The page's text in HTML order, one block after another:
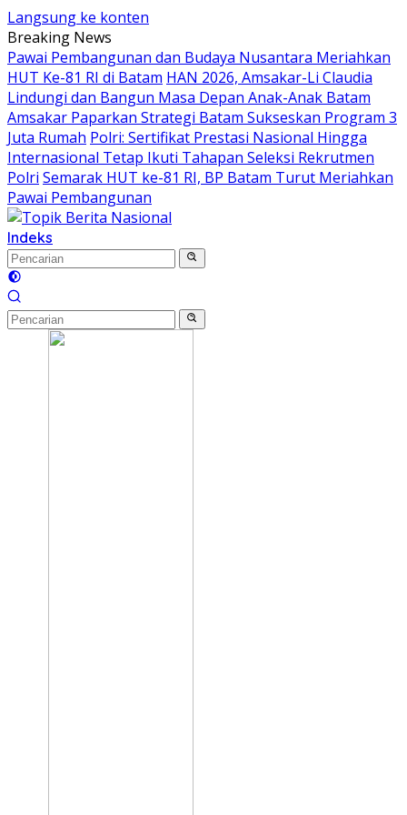
Langsung ke konten
Breaking News
Pawai Pembangunan dan Budaya Nusantara Meriahkan
HUT Ke-81 RI di Batam HAN 2026, Amsakar-Li Claudia
Lindungi dan Bangun Masa Depan Anak-Anak Batam
Amsakar Paparkan Strategi Batam Sukseskan Program 3
Juta Rumah Polri: Sertifikat Prestasi Nasional Hingga
Internasional Tetap Ikuti Tahapan Seleksi Rekrutmen
Polri Semarak HUT ke-81 RI, BP Batam Turut Meriahkan
Pawai Pembangunan
Indeks